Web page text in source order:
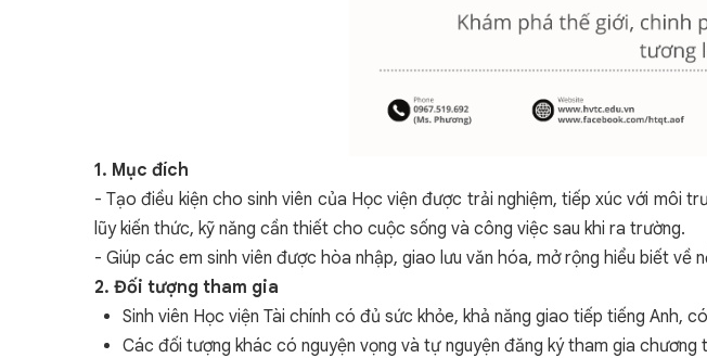
1. Mục đích
- Tạo điều kiện cho sinh viên của Học viện được trải nghiệm, tiếp xúc với môi
lũy kiến thức, kỹ năng cần thiết cho cuộc sống và công việc sau khi ra trường.
- Giúp các em sinh viên được hòa nhập, giao lưu văn hóa, mở rộng hiểu biết về
2. Đối tượng tham gia
Sinh viên Học viện Tài chính có đủ sức khỏe, khả năng giao tiếp tiếng Anh,
Các đối tượng khác có nguyện vọng và tự nguyện đăng ký tham gia